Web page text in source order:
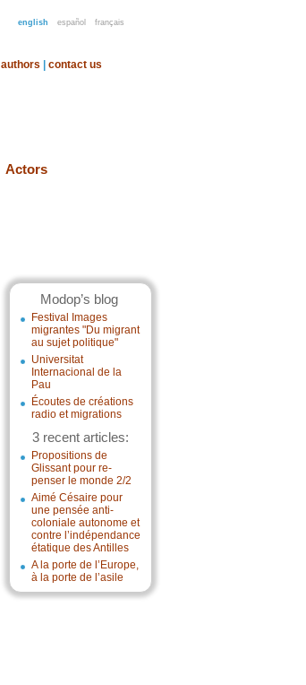
english español français
authors contact us
Actors
Modop’s blog
Festival Images
migrantes "Du migrant
au sujet politique"
Universitat
Internacional de la
Pau
Écoutes de créations
radio et migrations
3 recent articles:
Propositions de
Glissant pour re-
penser le monde 2/2
Aimé Césaire pour
une pensée anti-
coloniale autonome et
contre l’indépendance
étatique des Antilles
A la porte de l’Europe,
à la porte de l’asile